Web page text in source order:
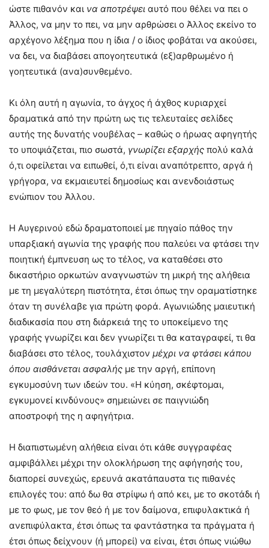
ώστε πιθανόν και να αποτρέψει αυτό που θέλει να πει ο
Άλλος, να μην το πει, να μην αρθρώσει ο Άλλος εκείνο το
αρχέγονο λέξημα που η ίδια / ο ίδιος φοβάται να ακούσει,
να δει, να διαβάσει απογοητευτικά (εξ)αρθρωμένο ή
γοητευτικά (ανα)συνθεμένο.
Κι όλη αυτή η αγωνία, το άγχος ή άχθος κυριαρχεί
δραματικά από την πρώτη ως τις τελευταίες σελίδες
αυτής της δυνατής νουβέλας – καθώς ο ήρωας αφηγητής
το υποψιάζεται, πιο σωστά, γνωρίζει εξαρχής πολύ καλά
ό,τι οφείλεται να ειπωθεί, ό,τι είναι αναπότρεπτο, αργά ή
γρήγορα, να εκμαιευτεί δημοσίως και ανενδοιάστως
ενώπιον του Άλλου.
Η Αυγερινού εδώ δραματοποιεί με πηγαίο πάθος την
υπαρξιακή αγωνία της γραφής που παλεύει να φτάσει την
ποιητική έμπνευση ως το τέλος, να καταθέσει στο
δικαστήριο ορκωτών αναγνωστών τη μικρή της αλήθεια
με τη μεγαλύτερη πιστότητα, έτσι όπως την οραματίστηκε
όταν τη συνέλαβε για πρώτη φορά. Αγωνιώδης μαιευτική
διαδικασία που στη διάρκειά της το υποκείμενο της
γραφής γνωρίζει και δεν γνωρίζει τι θα καταγραφεί, τι θα
διαβάσει στο τέλος, τουλάχιστον μέχρι να φτάσει κάπου
όπου αισθάνεται ασφαλής με την αργή, επίπονη
εγκυμοσύνη των ιδεών του. «Η κύηση, σκέφτομαι,
εγκυμονεί κινδύνους» σημειώνει σε παιγνιώδη
αποστροφή της η αφηγήτρια.
Η διαπιστωμένη αλήθεια είναι ότι κάθε συγγραφέας
αμφιβάλλει μέχρι την ολοκλήρωση της αφήγησής του,
διαπορεί συνεχώς, ερευνά ακατάπαυστα τις πιθανές
επιλογές του: από δω θα στρίψω ή από κει, με το σκοτάδι ή
με το φως, με τον θεό ή με τον δαίμονα, επιφυλακτικά ή
ανεπιφύλακτα, έτσι όπως τα φαντάστηκα τα πράγματα ή
έτσι όπως δείχνουν (ή μπορεί) να είναι, έτσι όπως νιώθω